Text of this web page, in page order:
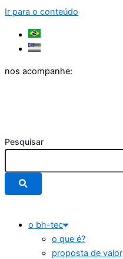
Ir para o conteúdo
nos acompanhe:
Pesquisar
o bh-tec
o que é?
proposta de valor